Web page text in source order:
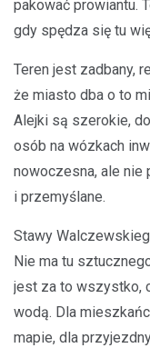
pakować prowiantu.
gdy spędza się tu
Teren jest zadbany,
że miasto dba o to
Alejki są szerokie,
osób na wózkach
nowoczesna, ale
i przemyślane.
Stawy
Nie ma tu
jest za to wszystko,
wodą. Dla
mapie, dla